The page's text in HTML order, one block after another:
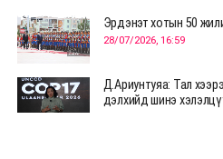
Эрдэнэт хотын 50
28/07/2026, 16:59
Д.Ариунтуяа: Тал
дэлхийд шинэ